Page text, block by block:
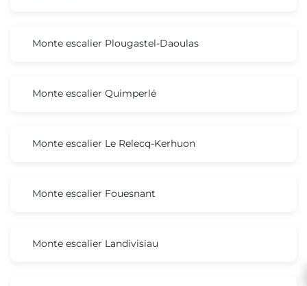
Monte escalier Plougastel-Daoulas
Monte escalier Quimperlé
Monte escalier Le Relecq-Kerhuon
Monte escalier Fouesnant
Monte escalier Landivisiau